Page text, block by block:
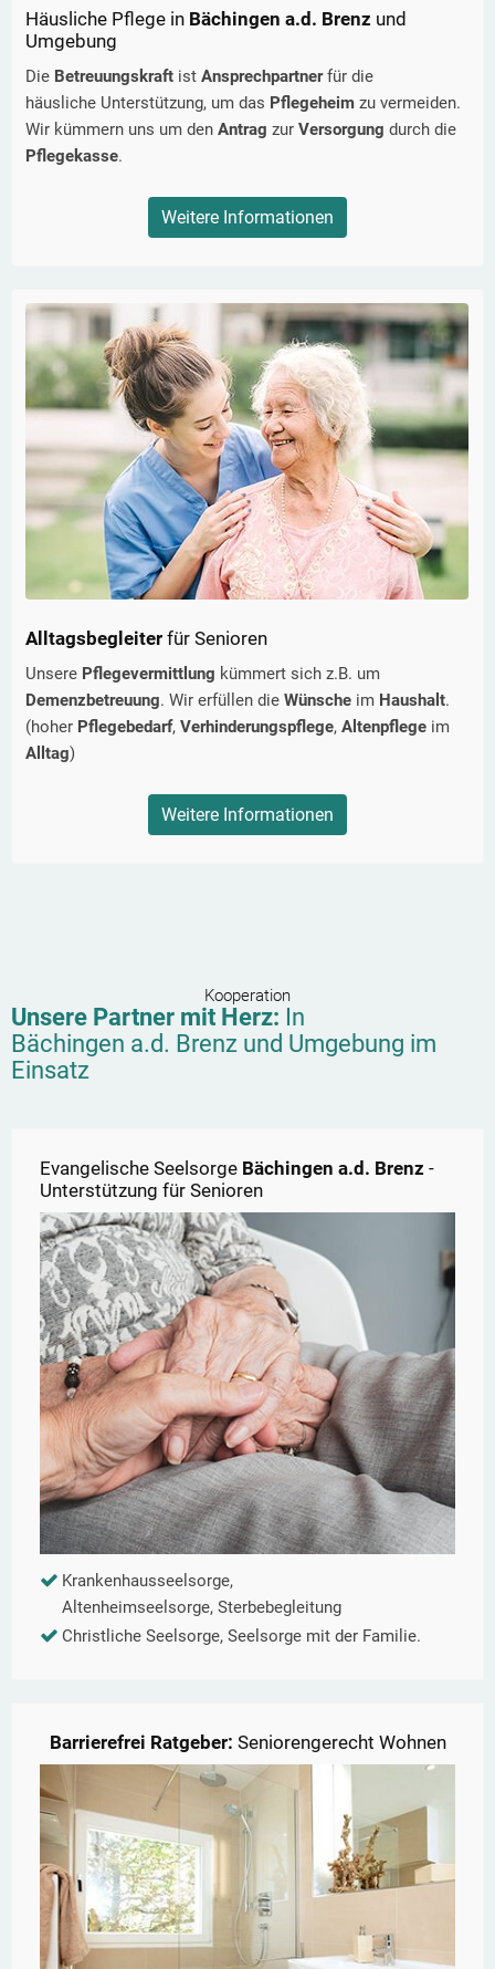
Häusliche Pflege in Bächingen a.d. Brenz und
Umgebung
Die Betreuungskraft ist Ansprechpartnerfür die
häusliche Unterstützung, um das Pflegeheim zu vermeiden.
Wir kümmern uns um den Antrag zur Versorgung durch die
Pflegekasse.
Weitere Informationen
Alltagsbegleiter für Senioren
Unsere Pflegevermittlung kümmert sich z.B. um
Demenzbetreuung. Wir erfüllen die Wünsche im Haushalt.
(hoher Pflegebedarf, Verhinderungspflege, Altenpflege im
Alltag)
Weitere Informationen
Kooperation
Unsere Partner mit Herz: In
Bächingen a.d. Brenz und Umgebung im
Einsatz
Evangelische Seelsorge Bächingen a.d. Brenz -
Unterstützung für Senioren
Krankenhausseelsorge,
Altenheimseelsorge, Sterbebegleitung
Christliche Seelsorge, Seelsorge mit der Familie.
Barrierefrei Ratgeber: Seniorengerecht Wohnen